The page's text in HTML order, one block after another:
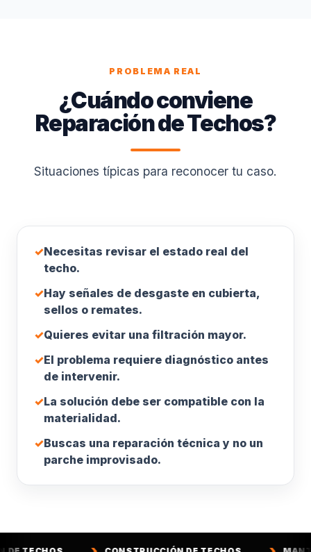
PROBLEMA REAL
¿Cuándo conviene
Reparación de Techos?
Situaciones típicas para reconocer tu caso.
✓Necesitas revisar el estado real del
techo.
✓Hay señales de desgaste en cubierta,
sellos o remates.
✓Quieres evitar una filtración mayor.
✓El problema requiere diagnóstico antes
de intervenir.
✓La solución debe ser compatible con la
materialidad.
✓Buscas una reparación técnica y no un
parche improvisado.